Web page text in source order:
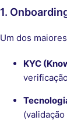
1.
Um dos
KYC